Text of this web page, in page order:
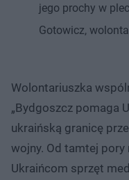
jego prochy w
Gotowicz,
Wolontariuszka
„Bydgoszcz pomaga
ukraińską granicę
wojny. Od tamtej
Ukraińcom sprzęt